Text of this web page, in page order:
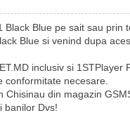
Blue pe sait sau prin
Blue si venind dupa
inclusiv si 1STPlayer
necesare.
din magazin
banilor Dvs!